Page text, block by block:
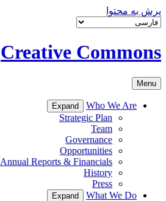
پرش به محتوا
Creative Commons
Menu
Who We Are
Expand
Strategic Plan
Team
Governance
Opportunities
Annual Reports & Financials
History
Press
What We Do
Expand